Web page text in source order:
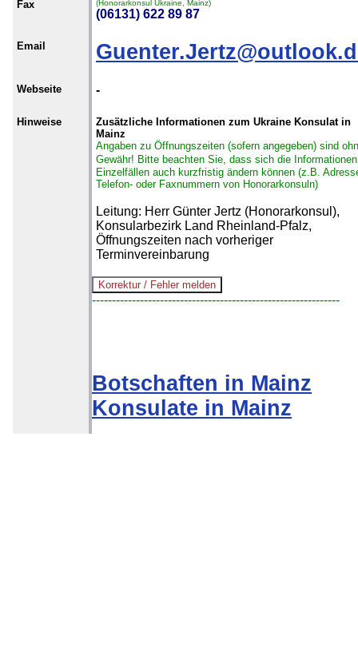
Fax (Honorarkonsul Ukraine, Mainz)
(06131) 622 89 87
Email
Webseite -
Hinweise
Zusätzliche Informationen zum Ukraine Konsulat in
Mainz
Angaben zu Öffnungszeiten (sofern angegeben) sind
Gewähr! Bitte beachten Sie, dass sich die
Einzelfällen auch kurzfristig ändern können (z.B.
Telefon- oder Faxnummern von Honorarkonsuln)
Leitung: Herr Günter Jertz (Honorarkonsul),
Konsularbezirk Land Rheinland-Pfalz,
Öffnungszeiten nach vorheriger
Terminvereinbarung
--------------------------------------------------------------
Botschaften in Mainz
Konsulate in Mainz